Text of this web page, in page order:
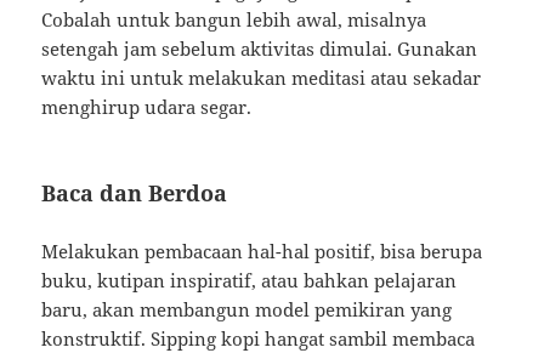
Cobalah untuk bangun lebih awal, misalnya
setengah jam sebelum aktivitas dimulai. Gunakan
waktu ini untuk melakukan meditasi atau sekadar
menghirup udara segar.
Baca dan Berdoa
Melakukan pembacaan hal-hal positif, bisa berupa
buku, kutipan inspiratif, atau bahkan pelajaran
baru, akan membangun model pemikiran yang
konstruktif. Sipping kopi hangat sambil membaca